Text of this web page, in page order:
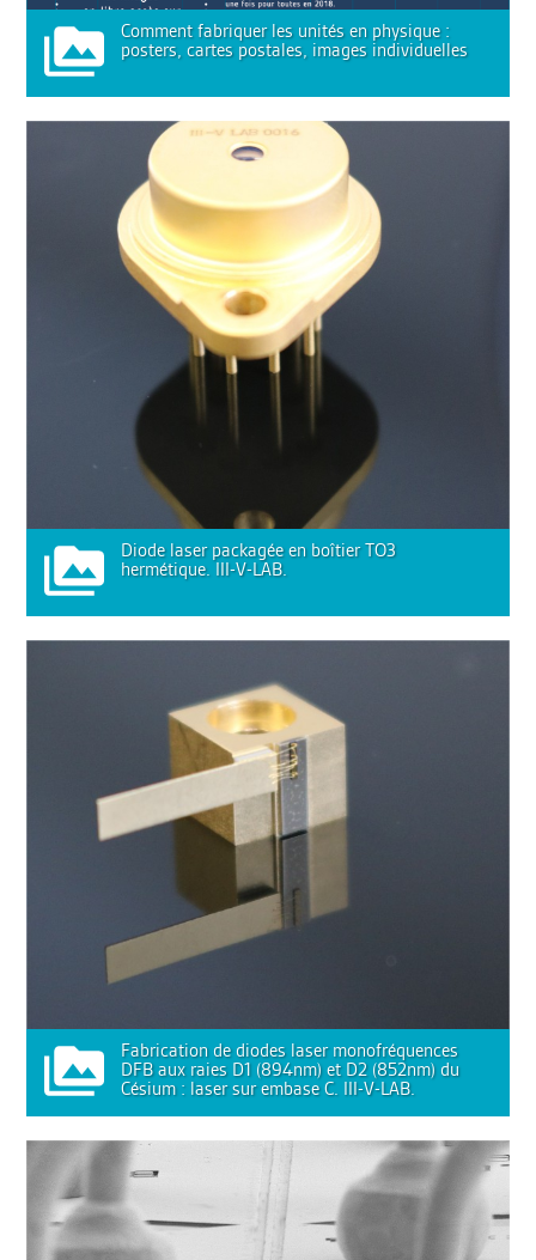
Comment fabriquer les unités en physique :
posters, cartes postales, images individuelles
Diode laser packagée en boîtier TO3
hermétique. III-V-LAB.
Fabrication de diodes laser monofréquences
DFB aux raies D1 (894nm) et D2 (852nm) du
Césium : laser sur embase C. III-V-LAB.